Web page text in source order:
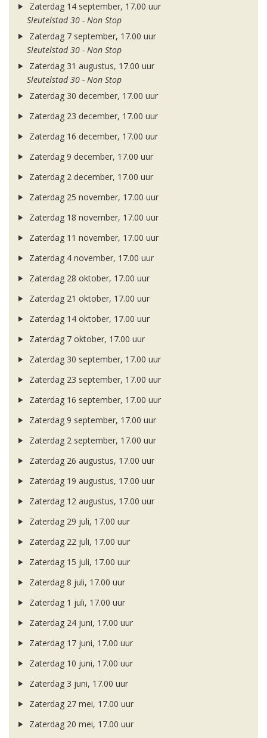
Zaterdag 14 september, 17.00 uur
Sleutelstad 30 - Non Stop
Zaterdag 7 september, 17.00 uur
Sleutelstad 30 - Non Stop
Zaterdag 31 augustus, 17.00 uur
Sleutelstad 30 - Non Stop
Zaterdag 30 december, 17.00 uur
Zaterdag 23 december, 17.00 uur
Zaterdag 16 december, 17.00 uur
Zaterdag 9 december, 17.00 uur
Zaterdag 2 december, 17.00 uur
Zaterdag 25 november, 17.00 uur
Zaterdag 18 november, 17.00 uur
Zaterdag 11 november, 17.00 uur
Zaterdag 4 november, 17.00 uur
Zaterdag 28 oktober, 17.00 uur
Zaterdag 21 oktober, 17.00 uur
Zaterdag 14 oktober, 17.00 uur
Zaterdag 7 oktober, 17.00 uur
Zaterdag 30 september, 17.00 uur
Zaterdag 23 september, 17.00 uur
Zaterdag 16 september, 17.00 uur
Zaterdag 9 september, 17.00 uur
Zaterdag 2 september, 17.00 uur
Zaterdag 26 augustus, 17.00 uur
Zaterdag 19 augustus, 17.00 uur
Zaterdag 12 augustus, 17.00 uur
Zaterdag 29 juli, 17.00 uur
Zaterdag 22 juli, 17.00 uur
Zaterdag 15 juli, 17.00 uur
Zaterdag 8 juli, 17.00 uur
Zaterdag 1 juli, 17.00 uur
Zaterdag 24 juni, 17.00 uur
Zaterdag 17 juni, 17.00 uur
Zaterdag 10 juni, 17.00 uur
Zaterdag 3 juni, 17.00 uur
Zaterdag 27 mei, 17.00 uur
Zaterdag 20 mei, 17.00 uur